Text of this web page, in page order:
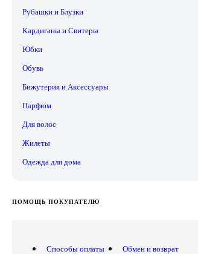
Рубашки и Блузки
Кардиганы и Свитеры
Юбки
Обувь
Бижутерия и Аксессуары
Парфюм
Для волос
Жилеты
Одежда для дома
ПОМОЩЬ ПОКУПАТЕЛЮ
Способы оплаты
Обмен и возврат